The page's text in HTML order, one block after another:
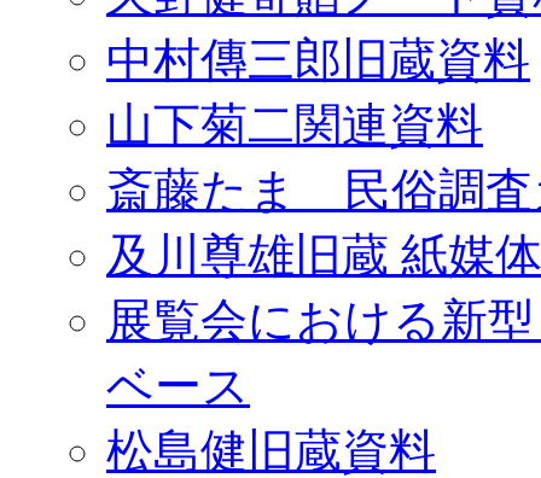
中村傳三郎旧蔵資料
山下菊二関連資料
斎藤たま 民俗調査
及川尊雄旧蔵 紙媒
展覧会における新
ベース
松島健旧蔵資料